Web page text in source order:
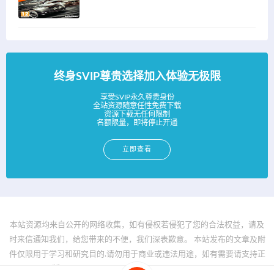
终身SVIP尊贵选择加入体验无极限
享受SVIP永久尊贵身份
全站资源随意任性免费下载
资源下载无任何限制
名额限量，即将停止开通
立即查看
本站资源均来自公开的网络收集，如有侵权若侵犯了您的合法权益，请及
时来信通知我们，给您带来的不便，我们深表歉意。 本站发布的文章及附
件仅限用于学习和研究目的.请勿用于商业或违法用途，如有需要请支持正